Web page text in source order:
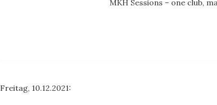
MKH Sessions – one club,
Freitag, 10.12.2021: